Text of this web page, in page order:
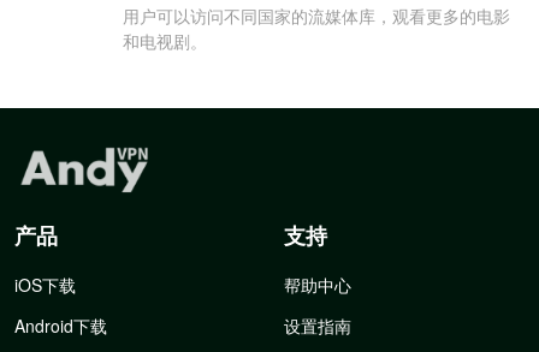
用户可以访问不同国家的流媒体库，观看更多的电影
和电视剧。
产品
iOS下载
Android下载
支持
帮助中心
设置指南